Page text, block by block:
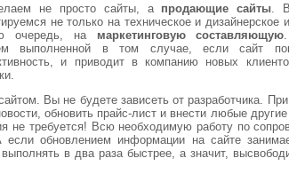
не просто сайты, а продающие сайты .
не только на техническое и дизайнерское
очередь, на
маркетинговую составляющую
выполненной в том случае, если сайт
и приводит в компанию новых
Вы не будете зависеть от разработчика.
обновить прайс-лист и внести любые
требуется! Всю необходимую работу по
обновлением информации на сайте
в два раза быстрее, а значит,